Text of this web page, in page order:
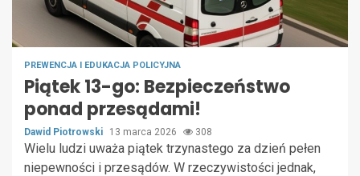
PREWENCJA I EDUKACJA POLICYJNA
Piątek 13-go: Bezpieczeństwo
ponad przesądami!
Dawid Piotrowski 13 marca 2026 308
Wielu ludzi uważa piątek trzynastego za dzień pełen
niepewności i przesądów. W rzeczywistości jednak,